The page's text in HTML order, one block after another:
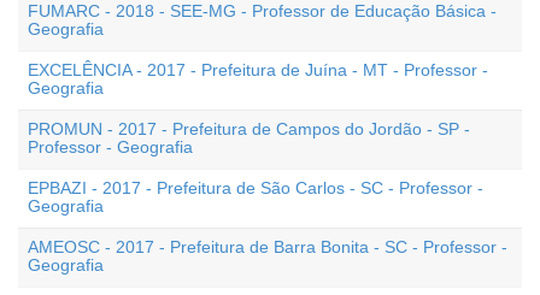
FUMARC - 2018 - SEE-MG - Professor de Educação Básica -
Geografia
EXCELÊNCIA - 2017 - Prefeitura de Juína - MT - Professor -
Geografia
PROMUN - 2017 - Prefeitura de Campos do Jordão - SP -
Professor - Geografia
EPBAZI - 2017 - Prefeitura de São Carlos - SC - Professor -
Geografia
AMEOSC - 2017 - Prefeitura de Barra Bonita - SC - Professor -
Geografia